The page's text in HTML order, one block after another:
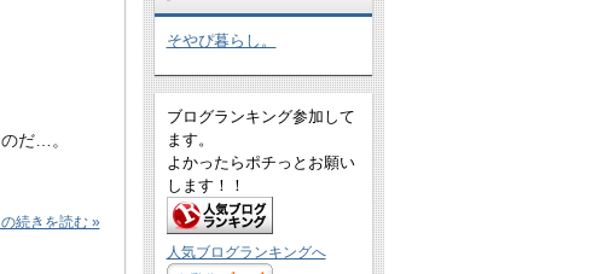
だ…。
続きを読む »
そやぴ暮らし。
ブログランキング参加して
ます。
よかったらポチっとお願い
します！！
人気ブログランキングへ